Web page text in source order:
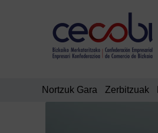
Nortzuk Gara Zerbitzuak